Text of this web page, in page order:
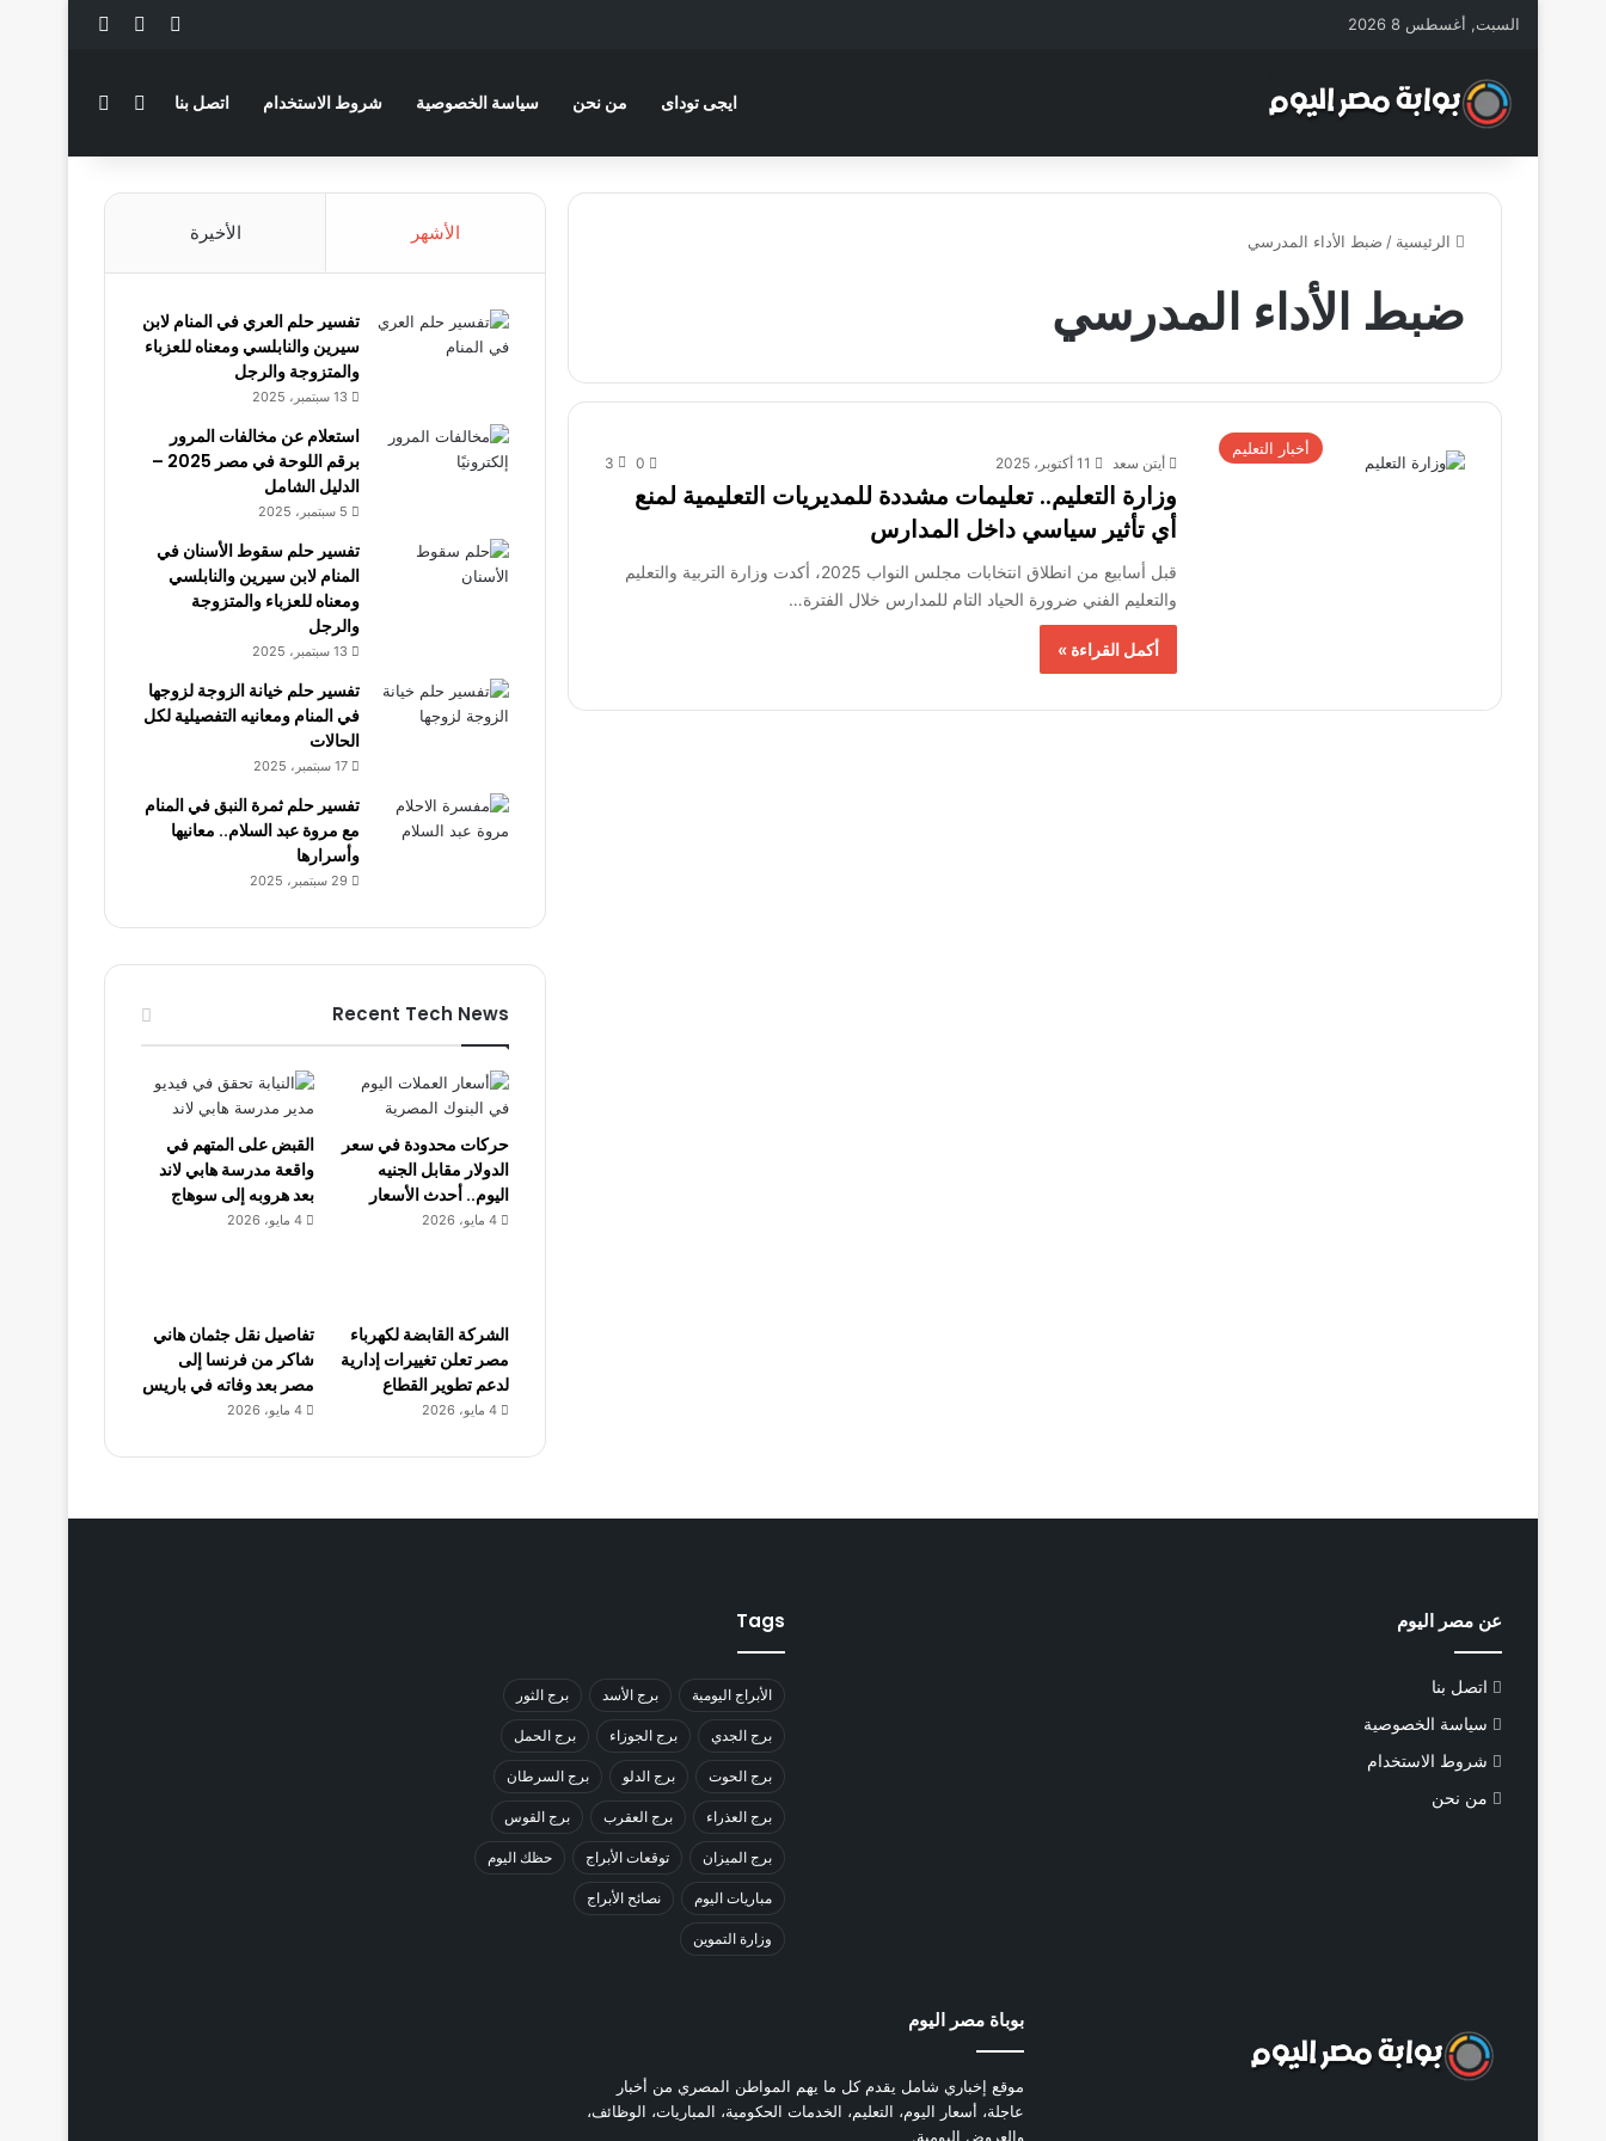
السبت, أغسطس 8 2026 فيسبوك
ايجى توداى من نحن سياسة الخصوصية شروط الاستخدام اتصل بنا الوضع المظلم
الرئيسية / ضبط الأداء المدرسي
ضبط الأداء المدرسي
أخبار التعليم
أيتن سعد 11 أكتوبر، 2025 0
3
وزارة التعليم.. تعليمات مشددة للمديريات التعليمية لمنع
أي تأثير سياسي داخل المدارس
قبل أسابيع من انطلاق انتخابات مجلس النواب 2025، أكدت وزارة التربية والتعليم
والتعليم الفني ضرورة الحياد التام للمدارس خلال الفترة…
أكمل القراءة »
الأشهر الأخيرة
تفسير حلم العري في المنام لابن
سيرين والنابلسي ومعناه للعزباء
والمتزوجة والرجل
13 سبتمبر، 2025
استعلام عن مخالفات المرور
برقم اللوحة في مصر 2025 –
الدليل الشامل
5 سبتمبر، 2025
تفسير حلم سقوط الأسنان في
المنام لابن سيرين والنابلسي
ومعناه للعزباء والمتزوجة
والرجل
13 سبتمبر، 2025
تفسير حلم خيانة الزوجة لزوجها
في المنام ومعانيه التفصيلية لكل
الحالات
17 سبتمبر، 2025
تفسير حلم ثمرة النبق في المنام
مع مروة عبد السلام.. معانيها
وأسرارها
29 سبتمبر، 2025
Recent Tech News
حركات محدودة في سعر
الدولار مقابل الجنيه
اليوم.. أحدث الأسعار
4 مايو، 2026
القبض على المتهم في
واقعة مدرسة هابي لاند
بعد هروبه إلى سوهاج
4 مايو، 2026
الشركة القابضة لكهرباء
مصر تعلن تغييرات إدارية
لدعم تطوير القطاع
4 مايو، 2026
تفاصيل نقل جثمان هاني
شاكر من فرنسا إلى
مصر بعد وفاته في باريس
4 مايو، 2026
عن مصر اليوم
اتصل بنا
سياسة الخصوصية
شروط الاستخدام
من نحن
Tags
الأبراج اليومية برج الأسد برج الثور
برج الجدي برج الجوزاء برج الحمل
برج الحوت برج الدلو برج السرطان
برج العذراء برج العقرب برج القوس
برج الميزان توقعات الأبراج حظك اليوم
مباريات اليوم نصائح الأبراج
وزارة التموين
بوباة مصر اليوم
موقع إخباري شامل يقدم كل ما يهم المواطن المصري من أخبار
عاجلة، أسعار اليوم، التعليم، الخدمات الحكومية، المباريات، الوظائف،
والعروض اليومية.